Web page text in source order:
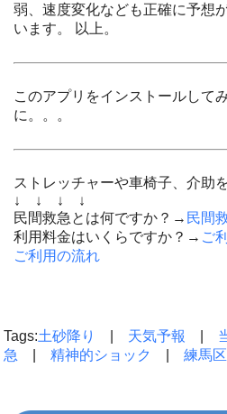
弱、速度変化なども正確に予想
います。 以上。
このアプリをインストールして
に。。。
ストレッチャーや車椅子、介助
↓ ↓ ↓ ↓
民間救急とは何ですか？→ 民間
利用料金はいくらですか？→ ご
ご利用の流れ
Tags:土砂降り 天気予報
急
|精神的ショック |練馬区